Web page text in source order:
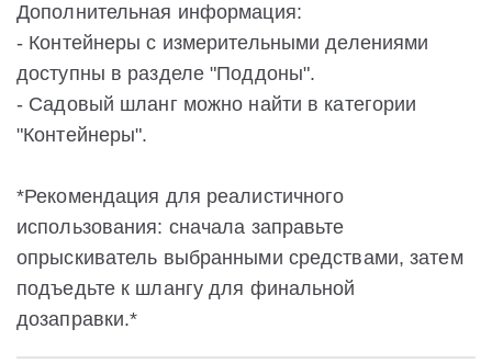
Дополнительная информация:
- Контейнеры с измерительными делениями
доступны в разделе "Поддоны".
- Садовый шланг можно найти в категории
"Контейнеры".
*Рекомендация для реалистичного
использования: сначала заправьте
опрыскиватель выбранными средствами, затем
подъедьте к шлангу для финальной
дозаправки.*